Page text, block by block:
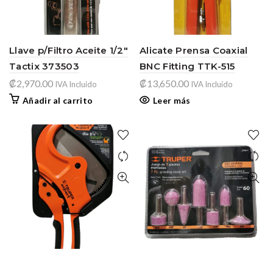
Llave p/Filtro Aceite 1/2″
Tactix 373503
₡2,970.00 IVA Incluido
Añadir al carrito
Alicate Prensa Coaxial
BNC Fitting TTK-515
₡13,650.00 IVA Incluido
Leer más